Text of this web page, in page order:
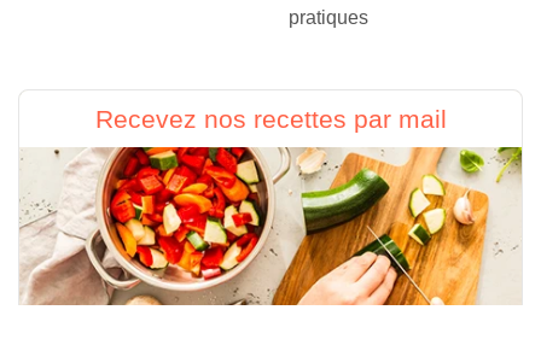
pratiques
Recevez nos recettes par mail